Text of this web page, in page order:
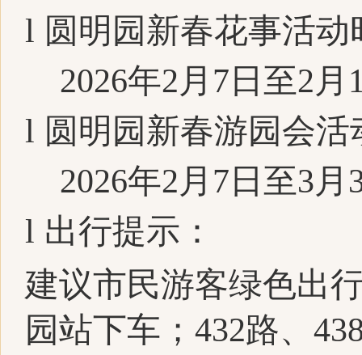
l 圆明园新春花事活动
2026年2 月 7 日至2 月
l 圆明园新春游园会活
2026年2 月 7 日至3月
l 出行提示：
建议市民游客绿色出
园站下车； 432路、